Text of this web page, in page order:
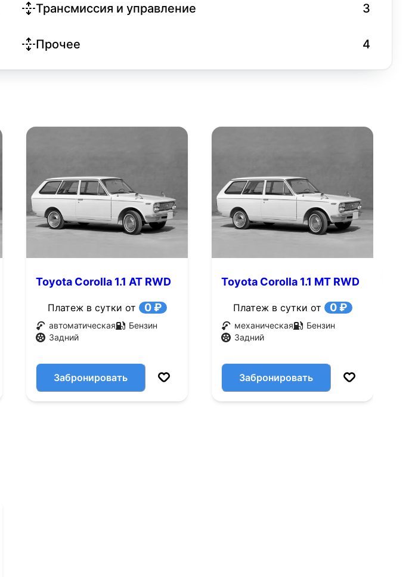
Трансмиссия и управление 3
Прочее 4
Toyota Corolla 1.1 AT RWD
Платеж в сутки от 0 ₽
автоматическая
Бензин
Задний
Забронировать
Toyota Corolla 1.1 MT RWD
Платеж в сутки от 0 ₽
механическая
Бензин
Задний
Забронировать